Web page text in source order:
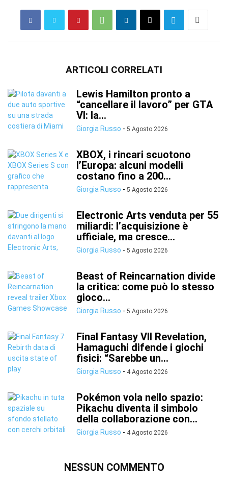
ARTICOLI CORRELATI
Lewis Hamilton pronto a
“cancellare il lavoro” per GTA
VI: la...
Giorgia Russo - 5 Agosto 2026
XBOX, i rincari scuotono
l’Europa: alcuni modelli
costano fino a 200...
Giorgia Russo - 5 Agosto 2026
Electronic Arts venduta per 55
miliardi: l’acquisizione è
ufficiale, ma cresce...
Giorgia Russo - 5 Agosto 2026
Beast of Reincarnation divide
la critica: come può lo stesso
gioco...
Giorgia Russo - 5 Agosto 2026
Final Fantasy VII Revelation,
Hamaguchi difende i giochi
fisici: “Sarebbe un...
Giorgia Russo - 4 Agosto 2026
Pokémon vola nello spazio:
Pikachu diventa il simbolo
della collaborazione con...
Giorgia Russo - 4 Agosto 2026
NESSUN COMMENTO